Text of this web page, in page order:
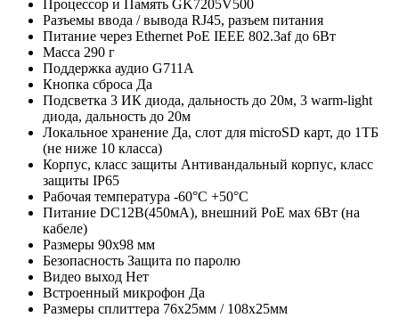
Процессор и Память GK7205V500
Разъемы ввода / вывода RJ45, разъем питания
Питание через Ethernet PoE IEEE 802.3af до 6Вт
Масса 290 г
Поддержка аудио G711A
Кнопка сброса Да
Подсветка 3 ИК диода, дальность до 20м, 3 warm-light
диода, дальность до 20м
Локальное хранение Да, слот для microSD карт, до 1ТБ
(не ниже 10 класса)
Корпус, класс защиты Антивандальный корпус, класс
защиты IР65
Рабочая температура -60°C +50°C
Питание DC12В(450мА), внешний PoE мах 6Вт (на
кабеле)
Размеры 90х98 мм
Безопасность Защита по паролю
Видео выход Нет
Встроенный микрофон Да
Размеры сплиттера 76х25мм / 108х25мм